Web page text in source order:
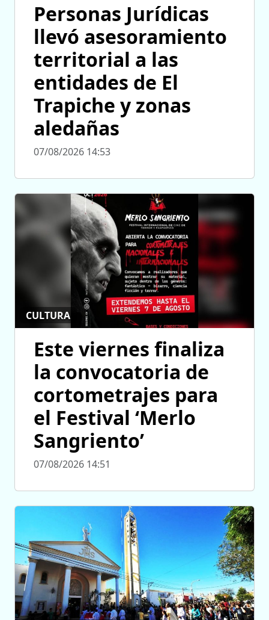
Personas Jurídicas
llevó asesoramiento
territorial a las
entidades de El
Trapiche y zonas
aledañas
07/08/2026 14:53
CULTURA
Este viernes finaliza
la convocatoria de
cortometrajes para
el Festival ‘Merlo
Sangriento’
07/08/2026 14:51